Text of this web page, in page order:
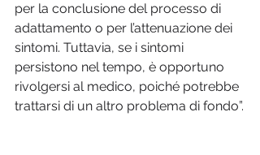
per la conclusione del processo di
adattamento o per l’attenuazione dei
sintomi. Tuttavia, se i sintomi
persistono nel tempo, è opportuno
rivolgersi al medico, poiché potrebbe
trattarsi di un altro problema di fondo”.